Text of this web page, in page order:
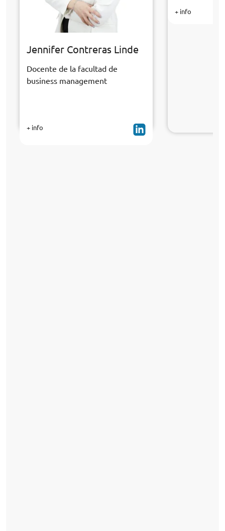
Jennifer Contreras Linde
Docente de la facultad de
business management
+ info
+ info